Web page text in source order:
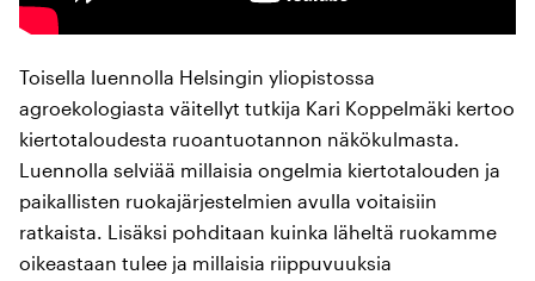
Toisella luennolla Helsingin yliopistossa
agroekologiasta väitellyt tutkija Kari Koppelmäki kertoo
kiertotaloudesta ruoantuotannon näkökulmasta.
Luennolla selviää millaisia ongelmia kiertotalouden ja
paikallisten ruokajärjestelmien avulla voitaisiin
ratkaista. Lisäksi pohditaan kuinka läheltä ruokamme
oikeastaan tulee ja millaisia riippuvuuksia